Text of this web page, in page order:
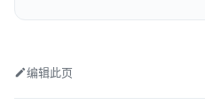
编辑此页